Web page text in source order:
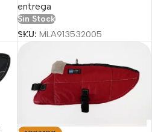
entrega
Sin Stock
SKU: MLA913532005